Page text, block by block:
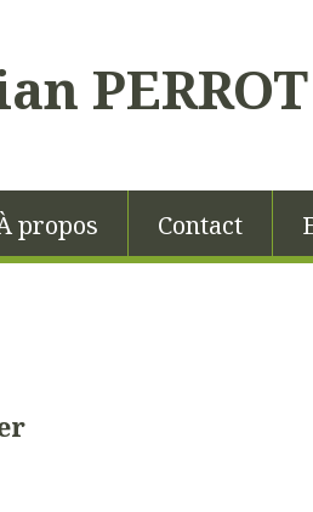
PERROT
propos Contact